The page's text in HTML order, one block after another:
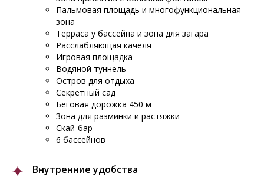
Пальмовая площадь и многофункциональная
зона
Терраса у бассейна и зона для загара
Расслабляющая качеля
Игровая площадка
Водяной туннель
Остров для отдыха
Секретный сад
Беговая дорожка 450 м
Зона для разминки и растяжки
Скай-бар
6 бассейнов
Внутренние удобства